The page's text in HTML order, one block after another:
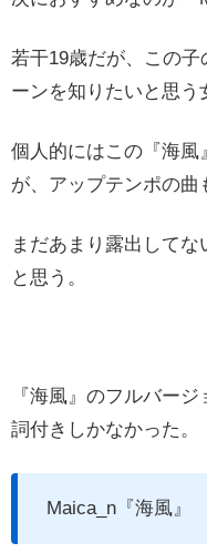
若干19歳だが、この
ーンを知りたいと思う
個人的にはこの『海風
が、アップテンポの曲
まだあまり露出して
と思う。
『海風』のフルバー
詞付きしかなかった。
Maica_n『海風』